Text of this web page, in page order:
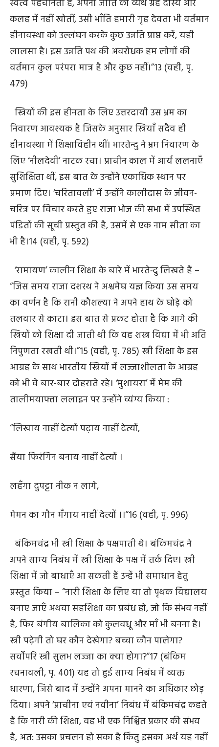
स्वत्व पहचानती हैं, अपनी जाति को व्यर्थ ग्रह दास्य और
कलह में नहीं खोतीं, उसी भाँति हमारी गृह देवता भी वर्तमान
हीनावस्था को उल्लंघन करके कुछ उन्नति प्राप्त करें, यही
लालसा है। इस उन्नति पथ की अवरोधक हम लोगों की
वर्तमान कुल परंपरा मात्र है और कुछ नहीं।”13 (वही, पृ.
479)
स्त्रियों की इस हीनता के लिए उत्तरदायी उस भ्रम का
निवारण आवश्यक है जिसके अनुसार स्त्रियाँ सदैव ही
हीनावस्था में शिक्षाविहीन थीं। भारतेन्दु ने भ्रम निवारण के
लिए ‘नीलदेवी’ नाटक रचा। प्राचीन काल में आर्य ललनाएँ
सुशिक्षिता थीं, इस बात के उन्होंने एकाधिक स्थान पर
प्रमाण दिए। ‘चरितावली’ में उन्होंने कालीदास के जीवन-
चरित्र पर विचार करते हुए राजा भोज की सभा में उपस्थित
पंडितों की सूची प्रस्तुत की है, उसमें से एक नाम सीता का
भी है।14 (वही, पृ. 592)
‘रामायण’ कालीन शिक्षा के बारे में भारतेन्दु लिखते हैं –
“जिस समय राजा दशरथ ने अश्वमेघ यज्ञ किया उस समय
का वर्णन है कि रानी कौशल्या ने अपने हाथ के घोड़े को
तलवार से काटा। इस बात से प्रकट होता है कि आगे की
स्त्रियों को शिक्षा दी जाती थी कि वह शस्त्र विद्या में भी अति
निपुणता रखती थी।”15 (वही, पृ. 785) स्त्री शिक्षा के इस
आग्रह के साथ भारतीय स्त्रियों में लज्जाशीलता के आग्रह
को भी वे बार-बार दोहराते रहे। ‘मुशायरा’ में मेम की
तालीमयाफ्ता ललाइन पर उन्होंने व्यंग्य किया :
“लिखाय नाहीं देत्यों पढ़ाय नाहीं देत्यों,
सैंया फिरंगिन बनाय नाहीं देत्यों ।
लहँगा दुपट्टा नीक न लागे,
मेमन का गौन मँगाय नाहीं देत्यों ।।”16 (वही, पृ. 996)
बंकिमचंद्र भी स्त्री शिक्षा के पक्षपाती थे। बंकिमचंद्र ने
अपने साम्य निबंध में स्त्री शिक्षा के पक्ष में तर्क दिए। स्त्री
शिक्षा में जो बाधाएँ आ सकती हैं उन्हें भी समाधान हेतु
प्रस्तुत किया – “नारी शिक्षा के लिए या तो पृथक विद्यालय
बनाए जाएँ अथवा सहशिक्षा का प्रबंध हो, जो कि संभव नहीं
है, फिर बंगीय बालिका को कुलवधू और माँ भी बनना है।
स्त्री पढ़ेगी तो घर कौन देखेगा? बच्चा कौन पालेगा?
सर्वोपरि स्त्री सुलभ लज्जा का क्या होगा?”17 (बंकिम
रचनावली, पृ. 401) यह तो हुई साम्य निबंध में व्यक्त
धारणा, जिसे बाद में उन्होंने अपना मानने का अधिकार छोड़
दिया। अपने ‘प्राचीना एवं नवीना’ निबंध में बंकिमचंद्र कहते
हैं कि नारी की शिक्षा, वह भी एक निश्चित प्रकार की संभव
है, अत: उसका प्रचलन हो सका है किंतु इसका अर्थ यह नहीं